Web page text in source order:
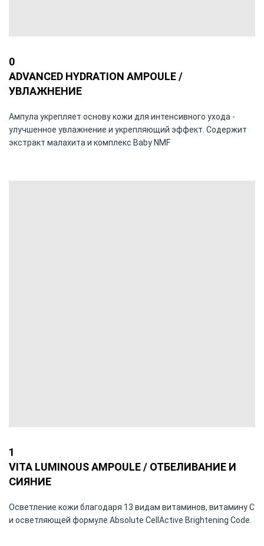
0
ADVANCED HYDRATION AMPOULE /
УВЛАЖНЕНИЕ
Ампула укрепляет основу кожи для интенсивного ухода -
улучшенное увлажнение и укрепляющий эффект. Содержит
экстракт малахита и комплекс Baby NMF
1
VITA LUMINOUS AMPOULE / ОТБЕЛИВАНИЕ И
СИЯНИЕ
Осветление кожи благодаря 13 видам витаминов, витамину С
и осветляющей формуле Absolute CellActive Brightening Code.